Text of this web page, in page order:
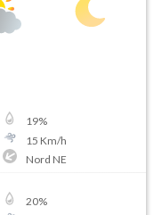
19%
15 Km/h
Nord NE
20%